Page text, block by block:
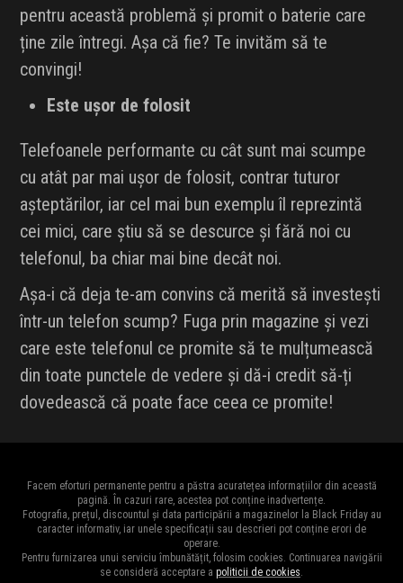
pentru această problemă și promit o baterie care
ține zile întregi. Așa că fie? Te invităm să te
convingi!
Este ușor de folosit
Telefoanele performante cu cât sunt mai scumpe
cu atât par mai ușor de folosit, contrar tuturor
așteptărilor, iar cel mai bun exemplu îl reprezintă
cei mici, care știu să se descurce și fără noi cu
telefonul, ba chiar mai bine decât noi.
Așa-i că deja te-am convins că merită să investești
într-un telefon scump? Fuga prin magazine și vezi
care este telefonul ce promite să te mulțumească
din toate punctele de vedere și dă-i credit să-ți
dovedească că poate face ceea ce promite!
Facem eforturi permanente pentru a păstra acuratețea informațiilor din această
pagină. În cazuri rare, acestea pot conține inadvertențe.
Fotografia, prețul, discountul și data participării a magazinelor la Black Friday au
caracter informativ, iar unele specificații sau descrieri pot conține erori de
operare.
Pentru furnizarea unui serviciu îmbunătățit, folosim cookies. Continuarea navigării
se consideră acceptare a politicii de cookies.